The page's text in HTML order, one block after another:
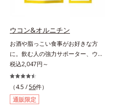
は水と混ぜるだけの簡単スムージー
ウコン&オルニチン
お酒や脂っこい食事がお好きな方
に。飲む人の強力サポーター、ウコ
ンの中でも特有成分「クルクミン」
を豊富に含む秋ウコンを使用しまし
た。2粒で60mｇも摂れるので、翌
日も朝からさわやかに活動できま
す。さらに、ウコンと並んで飲む人
税込2,047円～
（4.5 /56件）
通販限定